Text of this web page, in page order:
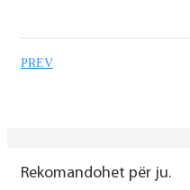
PREV
Rekomandohet për ju.